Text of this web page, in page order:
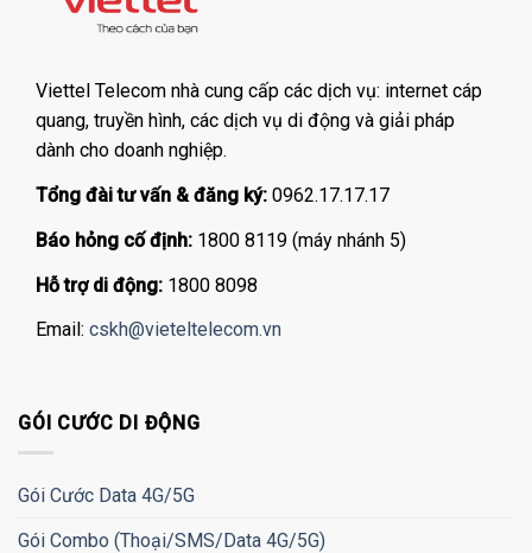
Viettel Telecom nhà cung cấp các dịch vụ: internet cáp
quang, truyền hình, các dịch vụ di động và giải pháp
dành cho doanh nghiệp.
Tổng đài tư vấn & đăng ký: 0962.17.17.17
Báo hỏng cố định: 1800 8119 (máy nhánh 5)
Hỗ trợ di động: 1800 8098
Email: cskh@vieteltelecom.vn
GÓI CƯỚC DI ĐỘNG
Gói Cước Data 4G/5G
Gói Combo (Thoại/SMS/Data 4G/5G)